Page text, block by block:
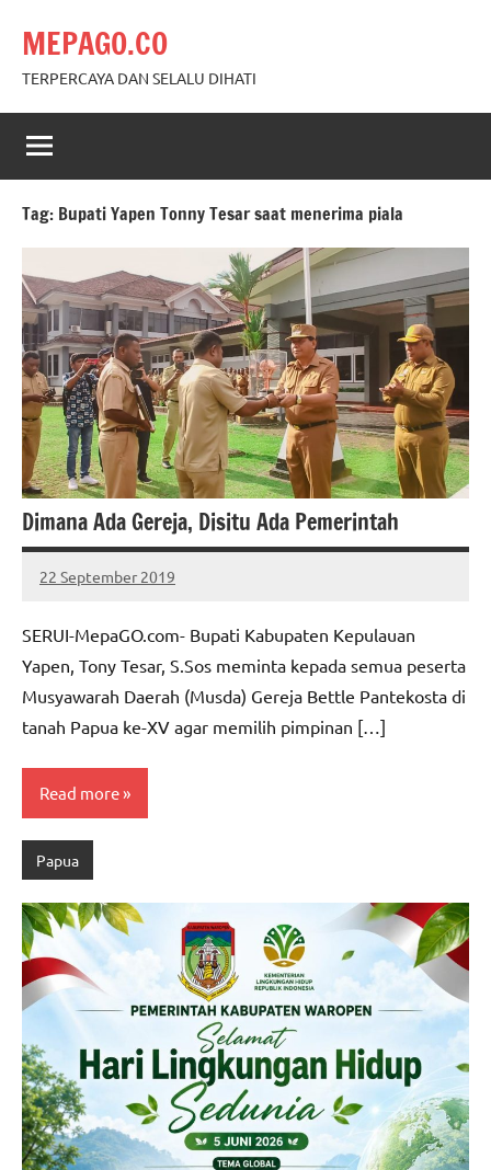
content
MEPAGO.CO
TERPERCAYA DAN SELALU DIHATI
Tag: Bupati Yapen Tonny Tesar saat menerima piala
Dimana Ada Gereja, Disitu Ada Pemerintah
22 September 2019
MEPAGO
No
SERUI-MepaGO.com- Bupati Kabupaten Kepulauan
Yapen, Tony Tesar, S.Sos meminta kepada semua peserta
Musyawarah Daerah (Musda) Gereja Bettle Pantekosta di
tanah Papua ke-XV agar memilih pimpinan […]
Read more
Papua